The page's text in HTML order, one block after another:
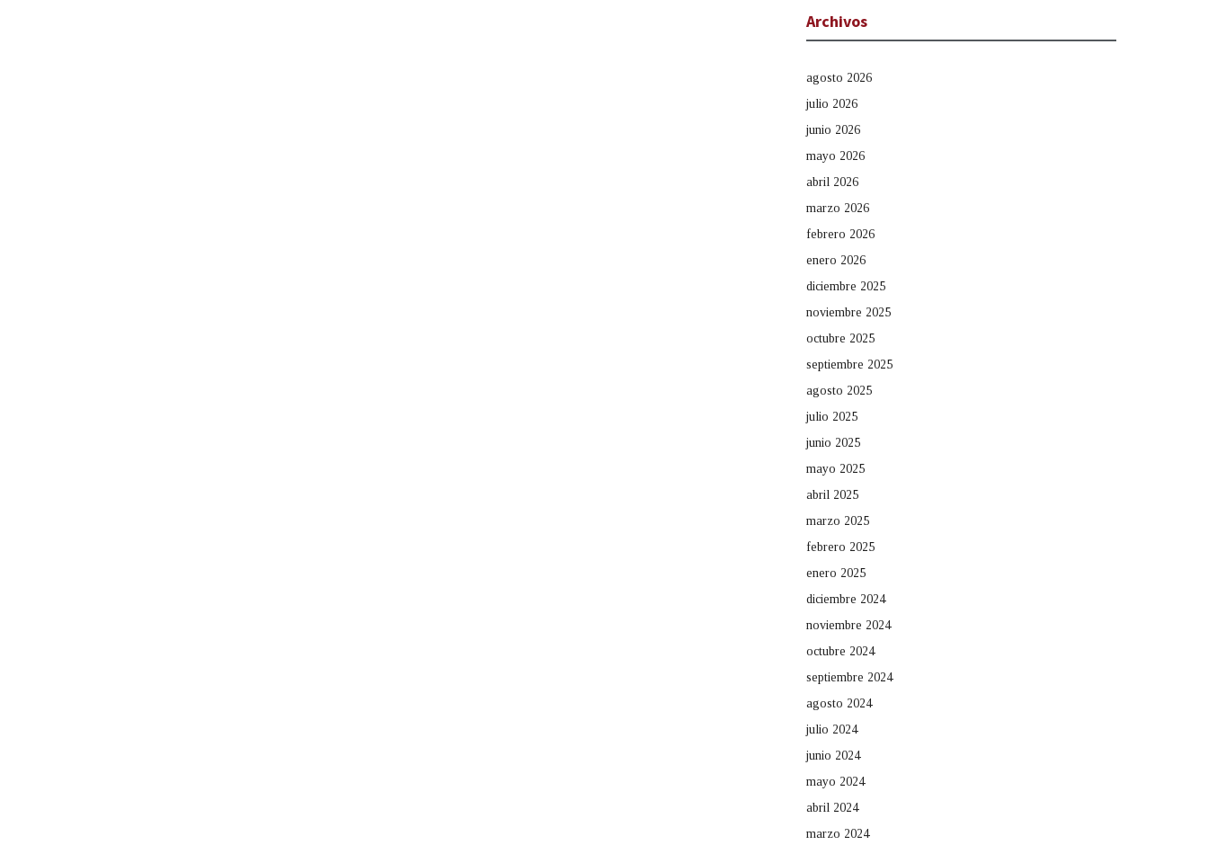
Archivos
agosto 2026
julio 2026
junio 2026
mayo 2026
abril 2026
marzo 2026
febrero 2026
enero 2026
diciembre 2025
noviembre 2025
octubre 2025
septiembre 2025
agosto 2025
julio 2025
junio 2025
mayo 2025
abril 2025
marzo 2025
febrero 2025
enero 2025
diciembre 2024
noviembre 2024
octubre 2024
septiembre 2024
agosto 2024
julio 2024
junio 2024
mayo 2024
abril 2024
marzo 2024